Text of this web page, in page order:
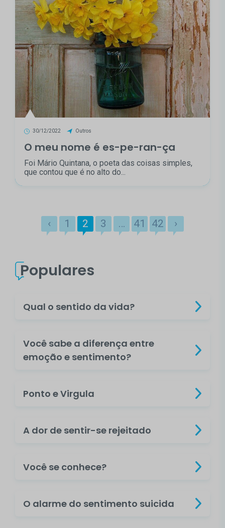
30/12/2022 Outros
O meu nome é es-pe-ran-ça
Foi Mário Quintana, o poeta das coisas simples,
que contou que é no alto do...
‹ 1 2 3 … 41 42 ›
Populares
Qual o sentido da vida?
Você sabe a diferença entre
emoção e sentimento?
Ponto e Virgula
A dor de sentir-se rejeitado
Você se conhece?
O alarme do sentimento suicida